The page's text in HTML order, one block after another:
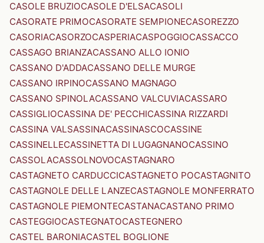
CASOLE BRUZIOCASOLE D'ELSACASOLI
CASORATE PRIMOCASORATE SEMPIONECASOREZZO
CASORIACASORZOCASPERIACASPOGGIOCASSACCO
CASSAGO BRIANZACASSANO ALLO IONIO
CASSANO D'ADDACASSANO DELLE MURGE
CASSANO IRPINOCASSANO MAGNAGO
CASSANO SPINOLACASSANO VALCUVIACASSARO
CASSIGLIOCASSINA DE' PECCHICASSINA RIZZARDI
CASSINA VALSASSINACASSINASCOCASSINE
CASSINELLECASSINETTA DI LUGAGNANOCASSINO
CASSOLACASSOLNOVOCASTAGNARO
CASTAGNETO CARDUCCICASTAGNETO POCASTAGNITO
CASTAGNOLE DELLE LANZECASTAGNOLE MONFERRATO
CASTAGNOLE PIEMONTECASTANACASTANO PRIMO
CASTEGGIOCASTEGNATOCASTEGNERO
CASTEL BARONIACASTEL BOGLIONE